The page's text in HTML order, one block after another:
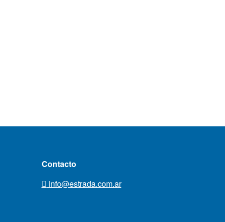
Contacto
info@estrada.com.ar